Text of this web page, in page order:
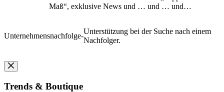
Maß“, exklusive News und … und … und…
Unternehmensnachfolge-
Unterstützung bei der Suche nach einem
Nachfolger.
Trends & Boutique